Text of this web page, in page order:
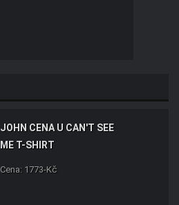
JOHN CENA U CAN'T SEE
ME T-SHIRT
Cena: 1773-Kč